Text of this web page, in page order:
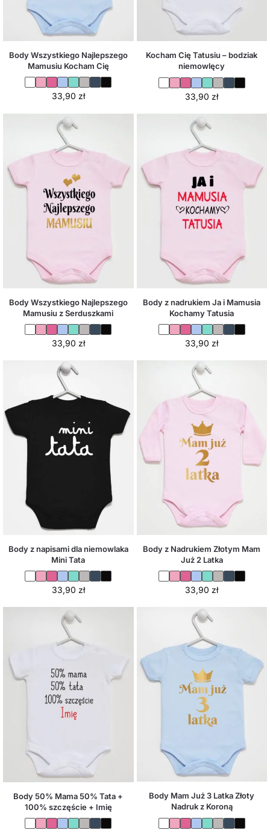
Body Wszystkiego Najlepszego
Mamusiu Kocham Cię
33,90 zł
Kocham Cię Tatusiu – bodziak
niemowlęcy
33,90 zł
Body Wszystkiego Najlepszego
Mamusiu z Serduszkami
33,90 zł
Body z nadrukiem Ja i Mamusia
Kochamy Tatusia
33,90 zł
Body z napisami dla niemowlaka
Mini Tata
33,90 zł
Body z Nadrukiem Złotym Mam
Już 2 Latka
33,90 zł
Body 50% Mama 50% Tata +
100% szczęście + Imię
Body Mam Już 3 Latka Złoty
Nadruk z Koroną